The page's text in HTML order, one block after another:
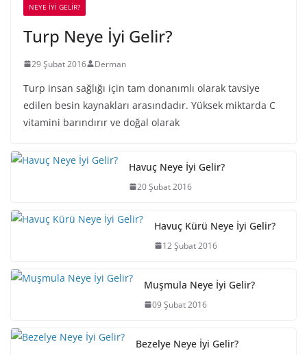
NEYE İYİ GELİR?
Turp Neye İyi Gelir?
29 Şubat 2016 Derman
Turp insan sağlığı için tam donanımlı olarak tavsiye
edilen besin kaynakları arasındadır. Yüksek miktarda C
vitamini barındırır ve doğal olarak
Havuç Neye İyi Gelir?
20 Şubat 2016
Havuç Kürü Neye İyi Gelir?
12 Şubat 2016
Muşmula Neye İyi Gelir?
09 Şubat 2016
Bezelye Neye İyi Gelir?